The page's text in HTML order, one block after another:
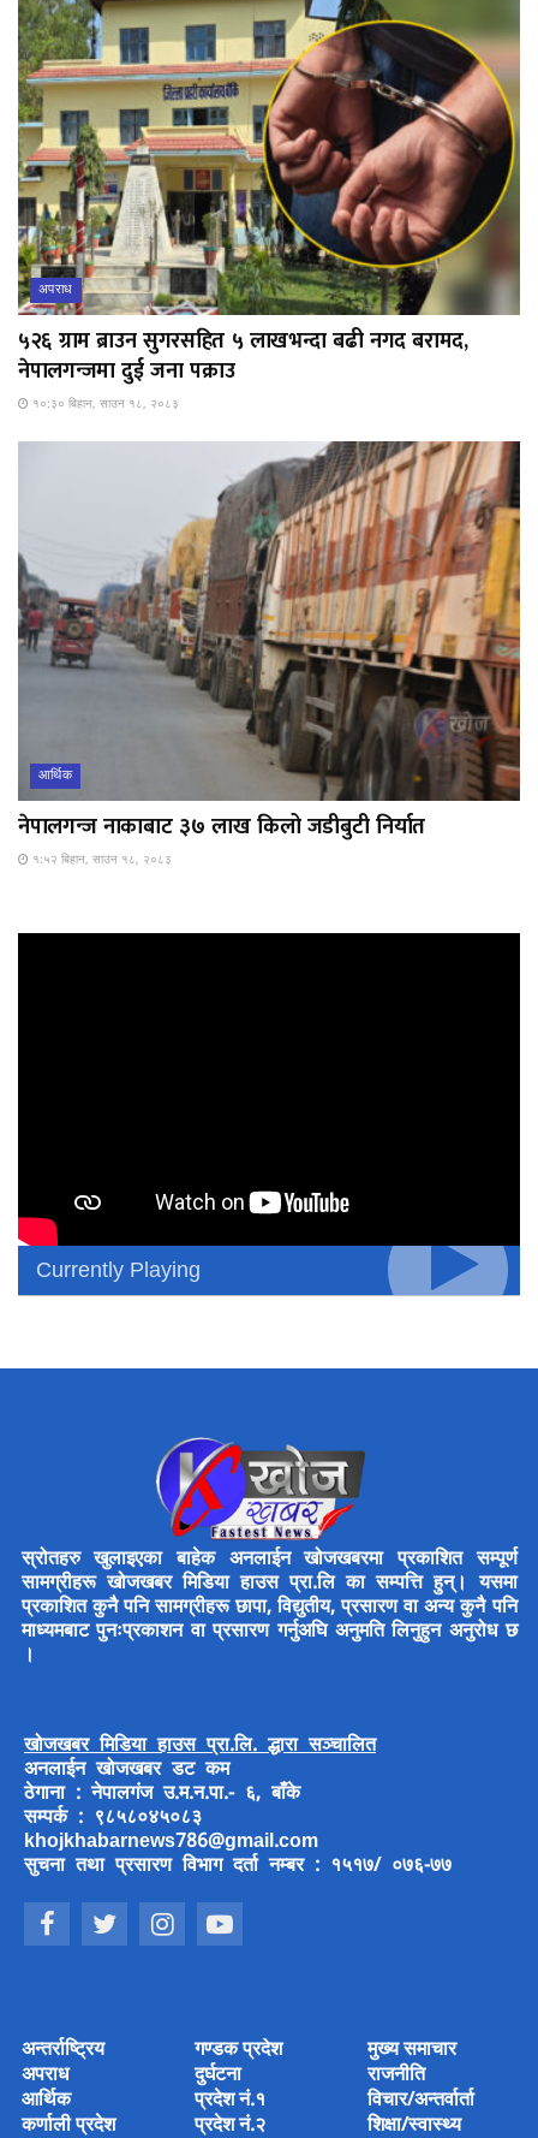
अपराध
५२६ ग्राम ब्राउन सुगरसहित ५ लाखभन्दा बढी नगद बरामद,
नेपालगन्जमा दुई जना पक्राउ
१०:३० बिहान, साउन १८, २०८३
आर्थिक
नेपालगन्ज नाकाबाट ३७ लाख किलो जडीबुटी निर्यात
१:५२ बिहान, साउन १८, २०८३
Currently Playing
स्रोतहरु खुलाइएका बाहेक अनलाईन खोजखबरमा प्रकाशित सम्पूर्ण
सामग्रीहरू खोजखबर मिडिया हाउस प्रा.लि का सम्पत्ति हुन्। यसमा
प्रकाशित कुनै पनि सामग्रीहरू छापा, विद्युतीय, प्रसारण वा अन्य कुनै पनि
माध्यमबाट पुनःप्रकाशन वा प्रसारण गर्नुअघि अनुमति लिनुहुन अनुरोध छ
।
खोजखबर मिडिया हाउस प्रा.लि. द्धारा सञ्चालित
अनलाईन खोजखबर डट कम
ठेगाना : नेपालगंज उ.म.न.पा.- ६, बाँके
सम्पर्क : ९८५८०४५०८३
khojkhabarnews786@gmail.com
सुचना तथा प्रसारण विभाग दर्ता नम्बर : १५१७/ ०७६-७७
अन्तर्राष्ट्रिय
अपराध
आर्थिक
कर्णाली प्रदेश
गण्डक प्रदेश
दुर्घटना
प्रदेश नं.१
प्रदेश नं.२
मुख्य समाचार
राजनीति
विचार/अन्तर्वार्ता
शिक्षा/स्वास्थ्य